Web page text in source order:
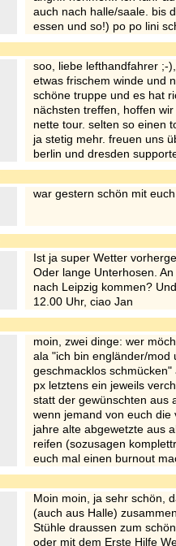
auch nach halle/saale. bis
essen und so!) po po lini
soo, liebe lefthandfahrer ;-
etwas frischem winde und
schöne truppe und es hat
nächsten treffen, hoffen
nette tour. selten so einen
ja stetig mehr. freuen uns
berlin und dresden
war gestern schön mit
Ist ja super Wetter
Oder lange Unterhosen.
nach Leipzig kommen?
12.00 Uhr, ciao Jan
moin, zwei dinge: wer
ala "ich bin engländer/mod
geschmacklos
px letztens ein jeweils
statt der gewünschten aus
wenn jemand von euch
jahre alte abgewetzte aus
reifen (sozusagen
euch mal einen burnout
Moin moin, ja sehr schön,
(auch aus Halle)
Stühle draussen zum
oder mit dem Erste Hilfe